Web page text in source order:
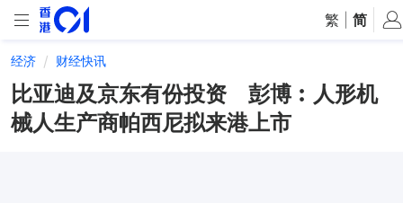
繁 简
经济 财经快讯
比亚迪及京东有份投资 彭博︰人形机
械人生产商帕西尼拟来港上市